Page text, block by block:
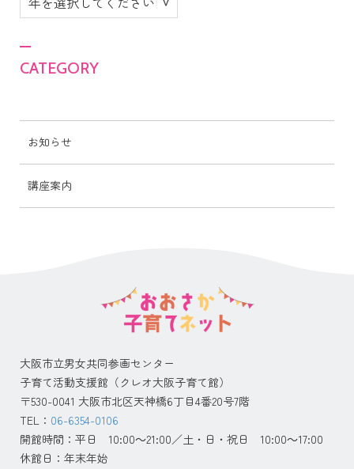
CATEGORY
お知らせ
講座案内
大阪市立男女共同参画センター
子育て活動支援館（クレオ大阪子育て館）
〒530-0041 大阪市北区天神橋6丁目4番20号7階
TEL： 06-6354-0106
開館時間：平日 10:00～21:00／土・日・祝日 10:00～17:00
休館日：年末年始